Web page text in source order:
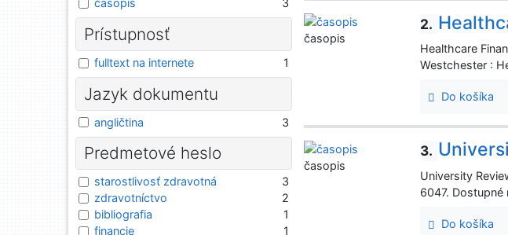
2.
Healthcare
Westchester :
Do košíka
časopis
3.
University
6047.
Do košíka
časopis
časopis 3
Prístupnosť
fulltext na internete 1
Jazyk dokumentu
angličtina 3
Predmetové heslo
starostlivosť zdravotná
3
zdravotníctvo
2
bibliografia
1
financie
1